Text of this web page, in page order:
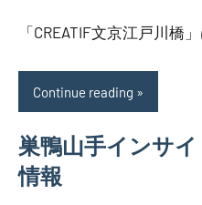
「CREATIF文京江戸川
Continue reading
巣鴨山手インサ
情報